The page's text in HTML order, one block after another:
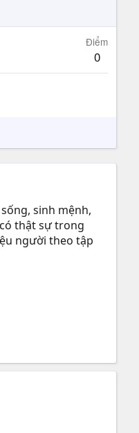
Điểm
0
sinh mệnh,
thật sự trong
người theo tập